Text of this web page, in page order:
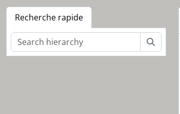
Recherche rapide